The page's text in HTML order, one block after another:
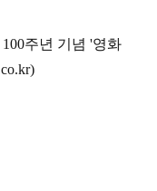
주년 기념 '영화